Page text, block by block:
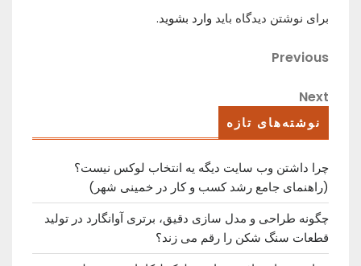
برای نوشتن دیدگاه باید وارد بشوید.
راهبری
نوشته
Previous
Previous
Next
Next
نوشته‌های تازه
چرا داشتن وب سایت دیگه یه انتخاب لوکس نیست؟
(راهنمای جامع رشد کسب ‌و کار در خمینی ‌شهر)
چگونه طراحی و مدل سازی دقیق، برتری آوانگارد در تولید
قطعات سنگ شکن را رقم می زند؟